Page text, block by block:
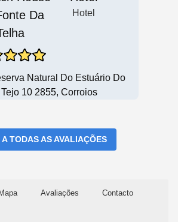
Hotel
Natural Do Estuário Do
Tejo 10 2855, Corroios
A TODAS AS AVALIAÇÕES
Mapa Avaliações Contacto